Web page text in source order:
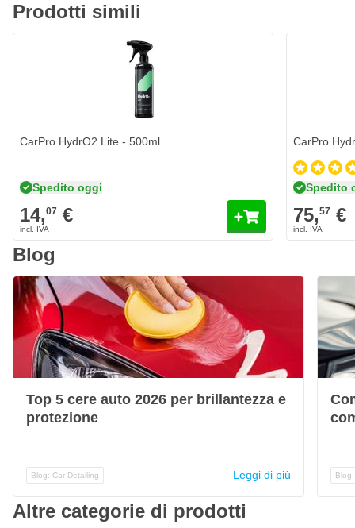
Prodotti simili
CarPro HydrO2 Lite - 500ml
Spedito oggi
14,07 €
CarPro
Spedito
75,57 €
Blog
Top 5 cere auto 2026 per brillantezza e
protezione
Blog: Car Detailing Leggi di più
Altre categorie di prodotti